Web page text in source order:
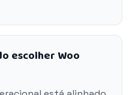
escolher Woo